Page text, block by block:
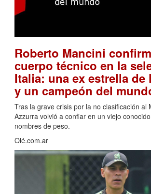
Roberto Mancini
cuerpo técnico en la
Italia: una ex estrella de
y un campeón del
Tras la grave crisis por la no clasificación al
Azzurra volvió a confiar en un viejo
nombres de peso.
Olé.com.ar